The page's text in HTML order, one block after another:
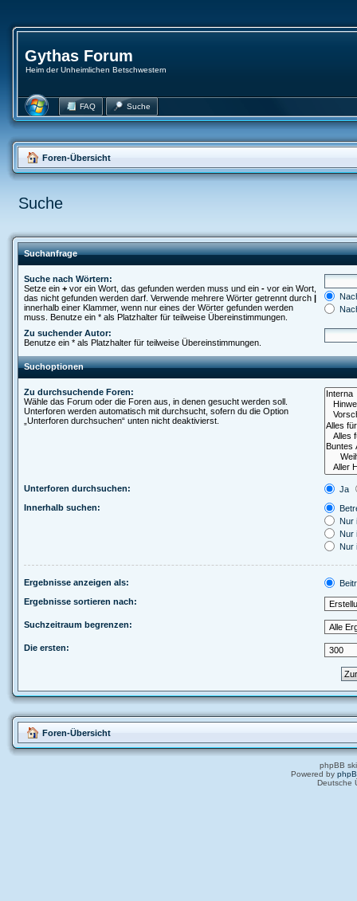
Gythas Forum
Heim der Unheimlichen Betschwestern
FAQ Suche
Foren-Übersicht
Suche
Suchanfrage
Suche nach Wörtern:
Setze ein +vor ein Wort, das gefunden werden muss und ein -vor ein Wort,
das nicht gefunden werden darf. Verwende mehrere Wörter getrennt durch |
innerhalb einer Klammer, wenn nur eines der Wörter gefunden werden
muss. Benutze ein * als Platzhalter für teilweise Übereinstimmungen.
Zu suchender Autor:
Benutze ein * als Platzhalter für teilweise Übereinstimmungen.
Suchoptionen
Zu durchsuchende Foren:
Wähle das Forum oder die Foren aus, in denen gesucht werden soll.
Unterforen werden automatisch mit durchsucht, sofern du die Option
„Unterforen durchsuchen“ unten nicht deaktivierst.
Unterforen durchsuchen:
Ja
Innerhalb suchen:
Nur
Nur
Nur
Ergebnisse anzeigen als:
Ergebnisse sortieren nach:
Suchzeitraum begrenzen:
Die ersten:
Foren-Übersicht
phpBB
Powered by
Deutsche